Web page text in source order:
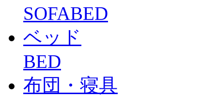
SOFABED
ベッド
BED
布団・寝具